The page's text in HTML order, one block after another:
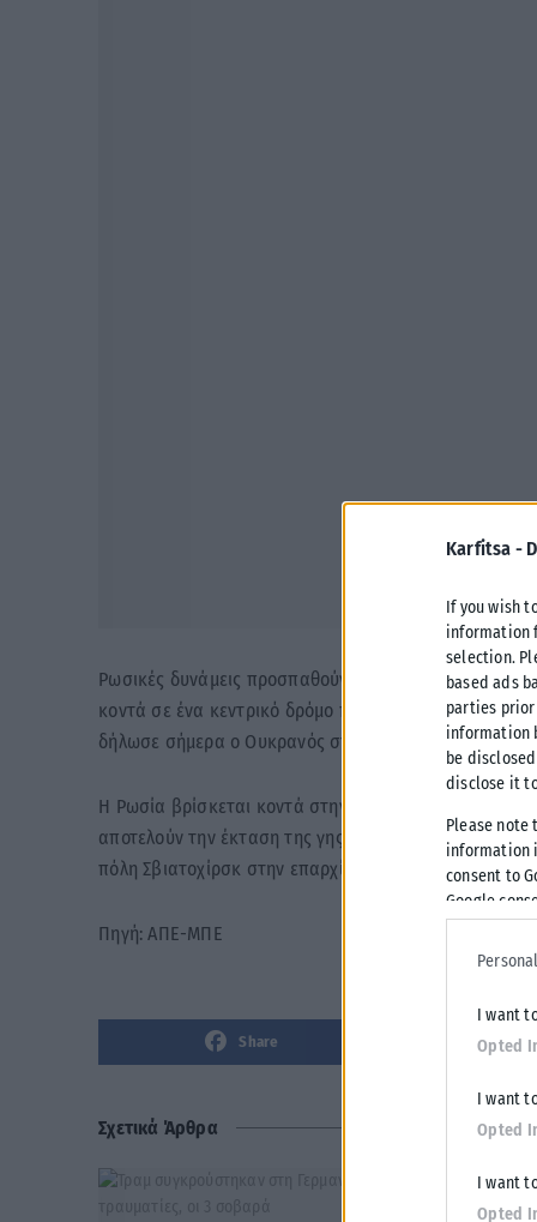
Karfitsa -
If you wish
information
selection.
based ads
parties
information
be
disclose it
Please note
information
consent to
Google
I want
Opted
I want
Opted
I want
Opted
Ρωσικές δυνάμεις προσπαθούν να επιτεθούν στο
κοντά σε ένα κεντρικό δρόμο που συνδέει την πόλη
δήλωσε σήμερα ο Ουκρανός στρατηγός Ολεξέι
Η Ρωσία βρίσκεται κοντά στην κατάληψη ολόκληρου
αποτελούν την έκταση της γης γνωστής ως
πόλη Σβιατοχίρσκ στην επαρχία του Ντονέτσκ,
Πηγή: ΑΠΕ-ΜΠΕ
Share
Σχετικά Άρθρα